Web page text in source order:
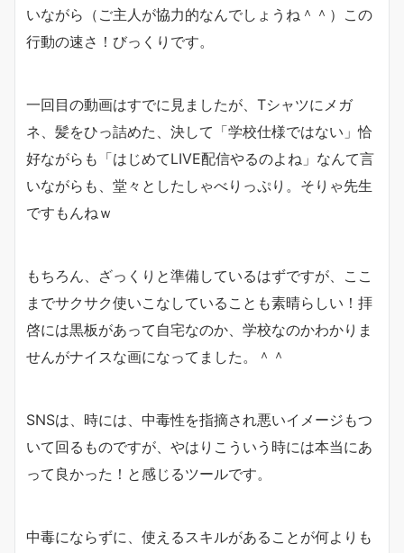
いながら（ご主人が協力的なんでしょうね＾＾）この
行動の速さ！びっくりです。
一回目の動画はすでに見ましたが、Tシャツにメガ
ネ、髪をひっ詰めた、決して「学校仕様ではない」恰
好ながらも「はじめてLIVE配信やるのよね」なんて言
いながらも、堂々としたしゃべりっぷり。そりゃ先生
ですもんねｗ
もちろん、ざっくりと準備しているはずですが、ここ
までサクサク使いこなしていることも素晴らしい！拝
啓には黒板があって自宅なのか、学校なのかわかりま
せんがナイスな画になってました。＾＾
SNSは、時には、中毒性を指摘され悪いイメージもつ
いて回るものですが、やはりこういう時には本当にあ
って良かった！と感じるツールです。
中毒にならずに、使えるスキルがあることが何よりも